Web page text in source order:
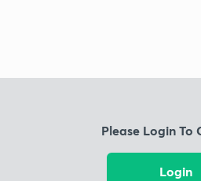
Please Login To
Login